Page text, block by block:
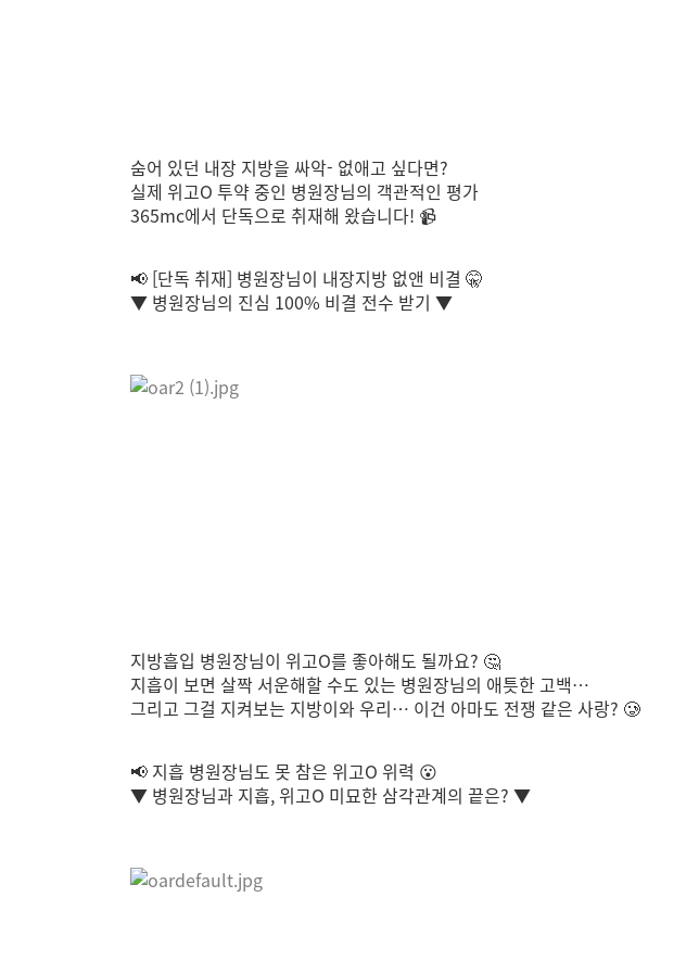
숨어 있던 내장 지방을 싸악- 없애고 싶다면?
실제 위고O 투약 중인 병원장님의 객관적인 평가
365mc에서 단독으로 취재해 왔습니다! 📹
📢 [단독 취재] 병원장님이 내장지방 없앤 비결 🤫
▼ 병원장님의 진심 100% 비결 전수 받기 ▼
지방흡입 병원장님이 위고O를 좋아해도 될까요? 🤔
지흡이 보면 살짝 서운해할 수도 있는 병원장님의 애틋한 고백…
그리고 그걸 지켜보는 지방이와 우리… 이건 아마도 전쟁 같은 사랑? 🥲
📢 지흡 병원장님도 못 참은 위고O 위력 😮
▼ 병원장님과 지흡, 위고O 미묘한 삼각관계의 끝은? ▼